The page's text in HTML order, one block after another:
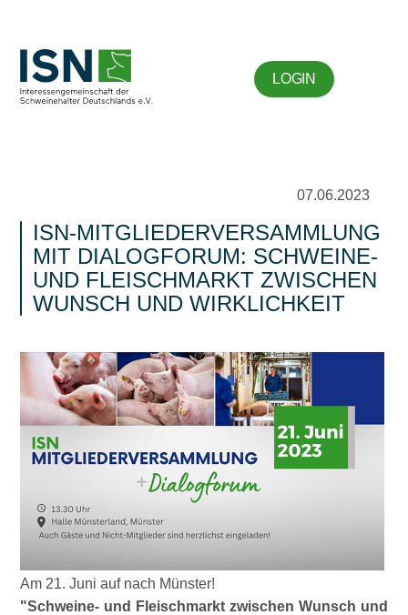
LOGIN
07.06.2023
ISN-MITGLIEDERVERSAMMLUNG
MIT DIALOGFORUM: SCHWEINE-
UND FLEISCHMARKT ZWISCHEN
WUNSCH UND WIRKLICHKEIT
Am 21. Juni auf nach Münster!
Schweine- und Fleischmarkt zwischen Wunsch und